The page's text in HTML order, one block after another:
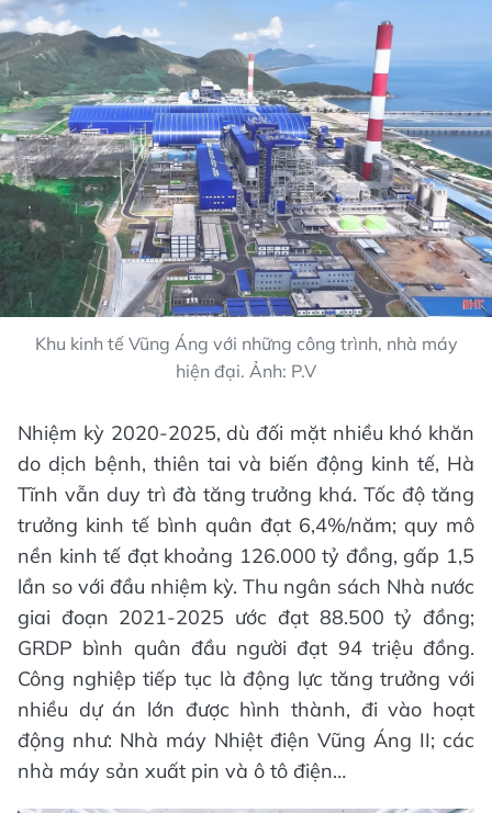
Khu kinh tế Vũng Áng với những công trình, nhà máy
hiện đại. Ảnh: P.V
Nhiệm kỳ 2020-2025, dù đối mặt nhiều khó khăn
do dịch bệnh, thiên tai và biến động kinh tế, Hà
Tĩnh vẫn duy trì đà tăng trưởng khá. Tốc độ tăng
trưởng kinh tế bình quân đạt 6,4%/năm; quy mô
nền kinh tế đạt khoảng 126.000 tỷ đồng, gấp 1,5
lần so với đầu nhiệm kỳ. Thu ngân sách Nhà nước
giai đoạn 2021-2025 ước đạt 88.500 tỷ đồng;
GRDP bình quân đầu người đạt 94 triệu đồng.
Công nghiệp tiếp tục là động lực tăng trưởng với
nhiều dự án lớn được hình thành, đi vào hoạt
động như: Nhà máy Nhiệt điện Vũng Áng II; các
nhà máy sản xuất pin và ô tô điện…